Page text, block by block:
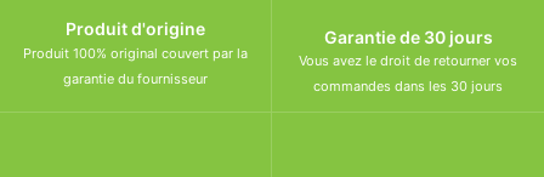
Produit d'origine
Produit 100% original couvert par la
garantie du fournisseur
Garantie de 30 jours
Vous avez le droit de retourner vos
commandes dans les 30 jours